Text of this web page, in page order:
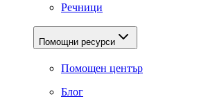
Речници
Помощни ресурси
Помощен център
Блог